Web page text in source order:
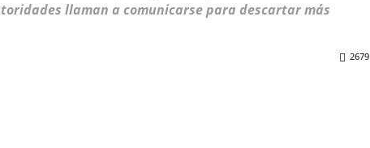
llaman a comunicarse para descartar más
2679